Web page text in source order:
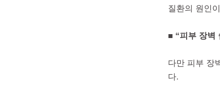
질환의 원인
■ “피부 장벽
다만 피부 장
다.